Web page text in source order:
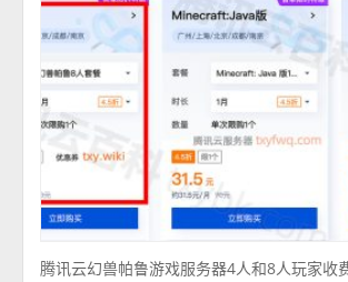
腾讯云幻兽帕鲁游戏服务器4人和8人玩家收